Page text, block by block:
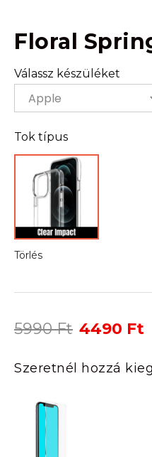
Floral
Válassz készüléket
Tok típus
Törlés
5990Ft Original
was:
5990 Ft.
4490 Ft
Szeretnél hozzá